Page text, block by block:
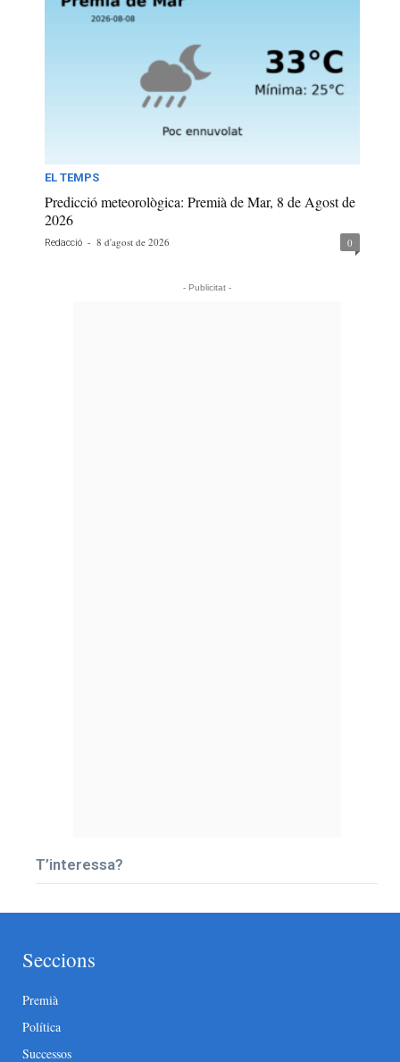
EL TEMPS
Predicció meteorològica: Premià de Mar, 8 de Agost de
2026
Redacció - 8 d'agost de 2026 0
- Publicitat -
T’interessa?
Seccions
Premià
Política
Successos